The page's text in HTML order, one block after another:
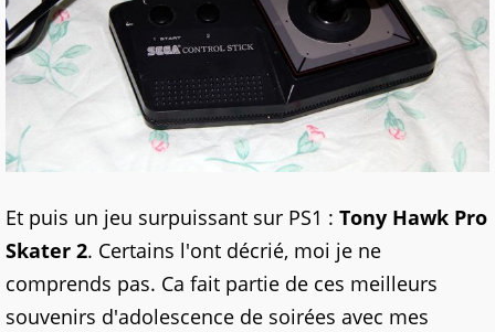
Et puis un jeu surpuissant sur PS1 : Tony Hawk Pro
Skater 2. Certains l'ont décrié, moi je ne
comprends pas. Ca fait partie de ces meilleurs
souvenirs d'adolescence de soirées avec mes